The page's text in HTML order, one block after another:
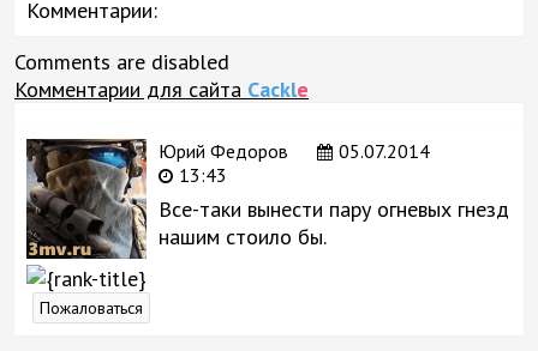
Комментарии:
Comments are disabled
Комментарии для сайта Cackle
Юрий Федоров
05.07.2014
13:43
Все-таки вынести пару огневых гнезд
нашим стоило бы.
Пожаловаться